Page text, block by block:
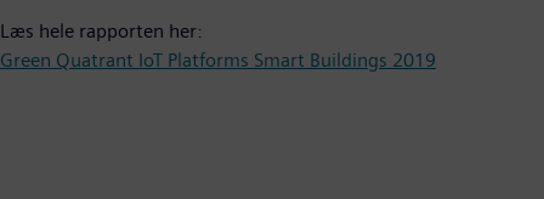
Læs hele rapporten her:
Green Quatrant IoT Platforms Smart Buildings 2019